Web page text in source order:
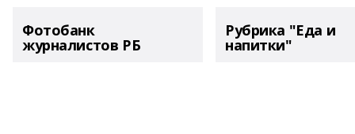
Фотобанк
журналистов РБ
Рубрика "Еда и
напитки"